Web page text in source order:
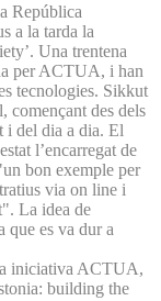
República
a la tarda la
Una trentena
per ACTUA, i han
tecnologies. Sikkut
començant des dels
i del dia a dia. El
l’encarregat de
bon exemple per
via on line i
La idea de
que es va dur a
iniciativa ACTUA,
building the